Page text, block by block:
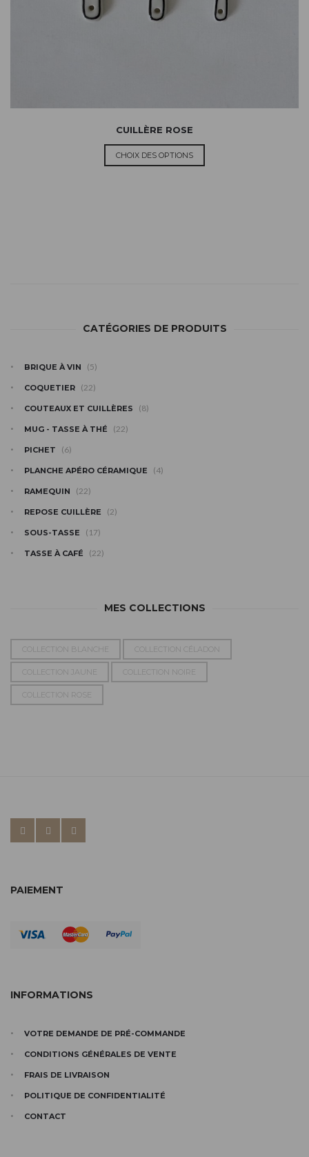
CUILLÈRE ROSE
CHOIX DES OPTIONS
CATÉGORIES DE PRODUITS
BRIQUE À VIN (5)
COQUETIER (22)
COUTEAUX ET CUILLÈRES (8)
MUG - TASSE À THÉ (22)
PICHET (6)
PLANCHE APÉRO CÉRAMIQUE (4)
RAMEQUIN (22)
REPOSE CUILLÈRE (2)
SOUS-TASSE (17)
TASSE À CAFÉ (22)
MES COLLECTIONS
COLLECTION BLANCHE COLLECTION CÉLADON
COLLECTION JAUNE COLLECTION NOIRE
COLLECTION ROSE
PAIEMENT
INFORMATIONS
VOTRE DEMANDE DE PRÉ-COMMANDE
CONDITIONS GÉNÉRALES DE VENTE
FRAIS DE LIVRAISON
POLITIQUE DE CONFIDENTIALITÉ
CONTACT